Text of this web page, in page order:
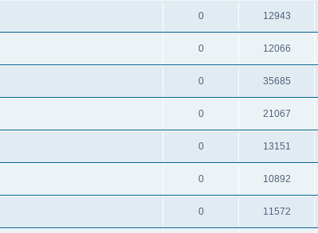
0 12943
0 12066
0 35685
0 21067
0 13151
0 10892
0 11572